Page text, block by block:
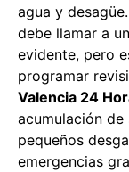
agua y
debe llamar a
evidente, pero
programar
Valencia 24
acumulación
pequeños
emergencias